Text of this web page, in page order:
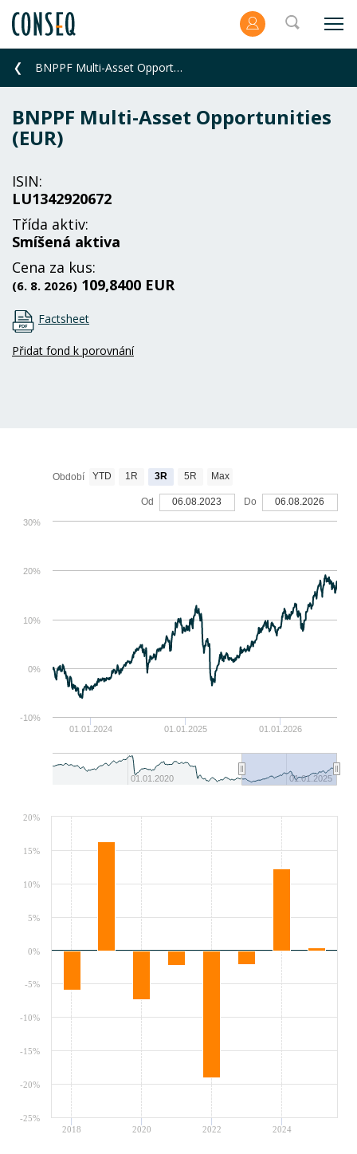
BNPPF Multi-Asset Opportunities (EUR)
BNPPF Multi-Asset Opportunities
(EUR)
ISIN:
LU1342920672
Třída aktiv:
Smíšená aktiva
Cena za kus:
(6. 8. 2026) 109,8400 EUR
Factsheet
Přidat fond k porovnání
01.01.2024 01.01.2025 01.01.2026
01.01.2020 01.01.2025
-10%
0%
10%
20%
30%
Období YTD 1R 3R 5R Max
Od 06.08.2023 Do 06.08.2026
2018 2020 2022 2024
-25%
-20%
-15%
-10%
-5%
0%
5%
10%
15%
20%